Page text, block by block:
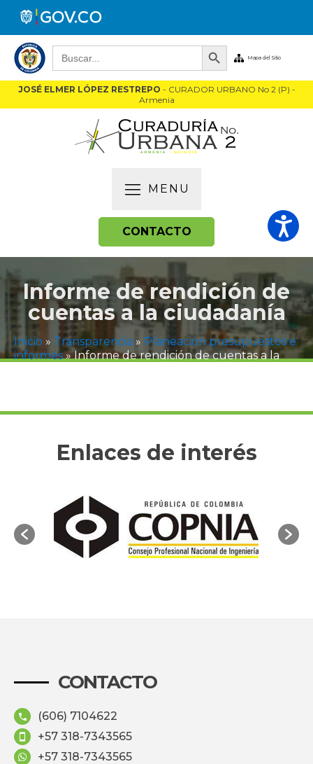
Buscar: Botón de búsqueda
Mapa del Sitio
JOSÉ ELMER LÓPEZ RESTREPO - CURADOR URBANO No 2 (P) -
Armenia
MENU
CONTACTO
Informe de rendición de
cuentas a la ciudadanía
Inicio » Transparencia » Planeación presupuestos e
informes»Informe de rendición de cuentas a la
Enlaces de interés
CONTACTO
(606) 7104622
+57 318-7343565
+57 318-7343565